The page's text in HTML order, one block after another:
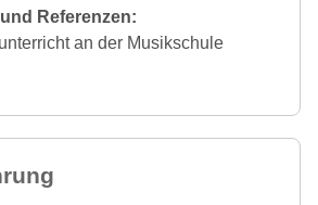
Referenzen:
an der Musikschule